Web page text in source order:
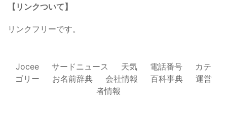
【リンクついて】
リンクフリーです。
Jocee サードニュース 天気 電話番号
カテ
ゴリー
お名前辞典 会社情報 百科事典
運営
者情報